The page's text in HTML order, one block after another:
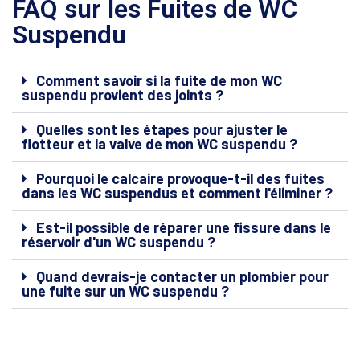
FAQ sur les Fuites de WC
Suspendu
Comment savoir si la fuite de mon WC
suspendu provient des joints ?
Quelles sont les étapes pour ajuster le
flotteur et la valve de mon WC suspendu ?
Pourquoi le calcaire provoque-t-il des fuites
dans les WC suspendus et comment l'éliminer ?
Est-il possible de réparer une fissure dans le
réservoir d'un WC suspendu ?
Quand devrais-je contacter un plombier pour
une fuite sur un WC suspendu ?